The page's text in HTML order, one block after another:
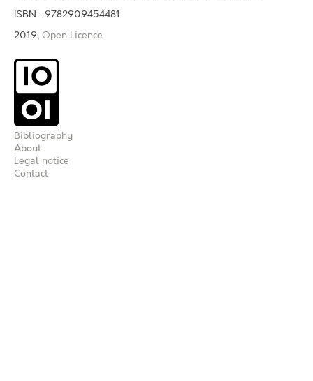
ISBN : 9782909454481
2019, Open Licence
Bibliography
About
Legal notice
Contact